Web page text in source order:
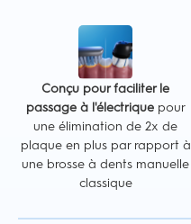
Conçu pour faciliter le
passage à l'électriquepour
une élimination de 2x de
plaque en plus par rapport à
une brosse à dents manuelle
classique